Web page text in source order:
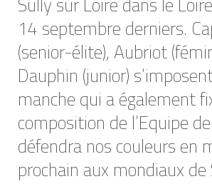
14 septembre derniers.
(senior-élite), Aubriot
Dauphin (junior)
manche qui a également
composition de l’Equipe
défendra nos couleurs en
prochain aux mondiaux de